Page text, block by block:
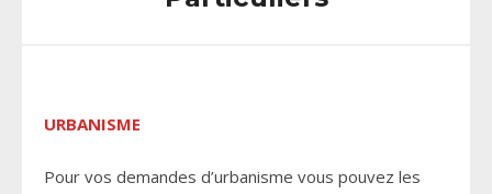
URBANISME
Pour vos demandes d’urbanisme vous pouvez les